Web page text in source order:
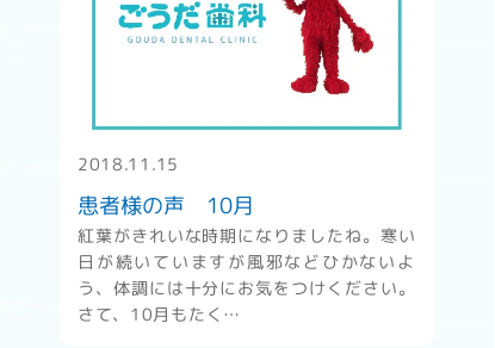
2018.11.15
患者様の声 10月
紅葉がきれいな時期になりましたね。寒い
日が続いていますが風邪などひかないよ
う、体調には十分にお気をつけください。
さて、10月もたく…